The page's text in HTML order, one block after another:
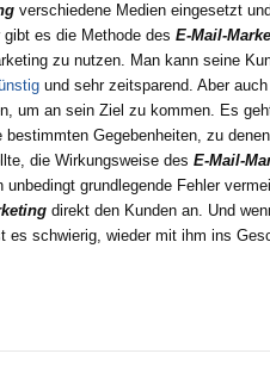
verschiedene Medien eingesetzt
es die Methode des E-Mail-
zu nutzen. Man kann seine
und sehr zeitsparend. Aber
um an sein Ziel zu kommen. Es
Gegebenheiten, zu
die Wirkungsweise des E-Mail-
grundlegende Fehler
direkt den Kunden an. Und
es schwierig, wieder mit ihm ins